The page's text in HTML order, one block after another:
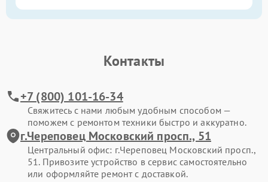
Контакты
+7 (800) 101-16-34
Свяжитесь с нами любым удобным способом —
поможем с ремонтом техники быстро и аккуратно.
г.Череповец Московский просп., 51
Центральный офис: г.Череповец Московский просп.,
51. Привозите устройство в сервис самостоятельно
или оформляйте ремонт с доставкой.